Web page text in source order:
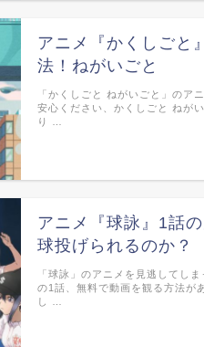
アニメ『かくしごと
法！ねがいごと
「かくしごと ねがいごと」のア
安心ください、かくしごと ねが
り …
アニメ『球詠』1話
球投げられるのか？
「球詠」のアニメを見逃してし
の1話、無料で動画を観る方法が
し …